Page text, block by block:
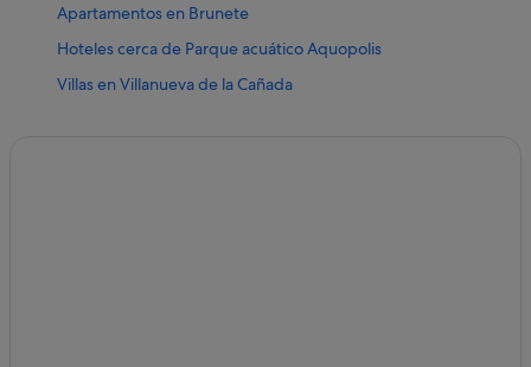
Apartamentos en Brunete
Hoteles cerca de Parque acuático Aquopolis
Villas en Villanueva de la Cañada